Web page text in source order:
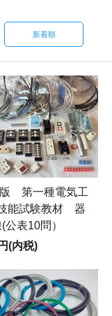
新着順
第一種電気工
能試験教材 器
公表10問）
(内税)